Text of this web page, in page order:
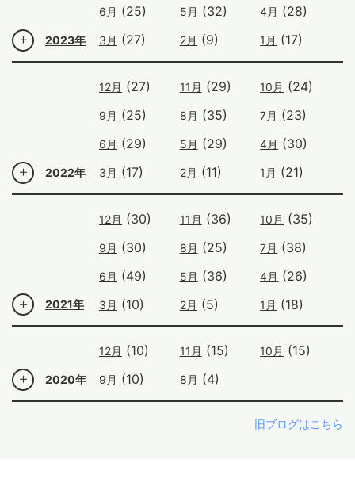
2023年
6月 (25) 5月 (32) 4月 (28)
3月 (27) 2月 (9) 1月 (17)
2022年
12月 (27) 11月 (29) 10月 (24)
9月 (25) 8月 (35) 7月 (23)
6月 (29) 5月 (29) 4月 (30)
3月 (17) 2月 (11) 1月 (21)
2021年
12月 (30) 11月 (36) 10月 (35)
9月 (30) 8月 (25) 7月 (38)
6月 (49) 5月 (36) 4月 (26)
3月 (10) 2月 (5) 1月 (18)
2020年
12月 (10) 11月 (15) 10月 (15)
9月 (10) 8月 (4)
旧ブログはこちら